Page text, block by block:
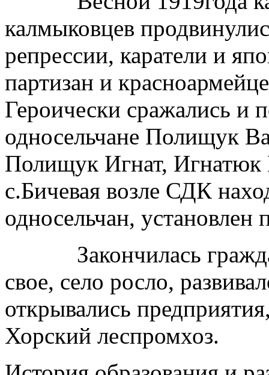
калмыковцев
репрессии, каратели и
партизан и
Героически сражались и
односельчане Полищук
Полищук Игнат,
с.Бичевая возле СДК
односельчан, установлен
Закончилась
свое, село росло,
открывались
Хорский леспромхоз.